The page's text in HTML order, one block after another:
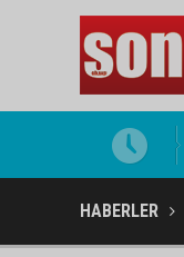
HABERLER